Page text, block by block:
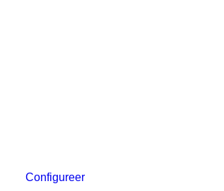
Configureer